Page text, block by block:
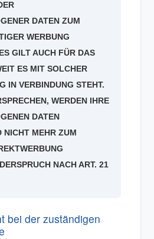
DATEN ZUM
WERBUNG
GILT AUCH FÜR DAS
ES MIT SOLCHER
IN VERBINDUNG STEHT.
WERDEN IHRE
DATEN
NICHT MEHR ZUM
NACH ART. 21
bei der zuständigen